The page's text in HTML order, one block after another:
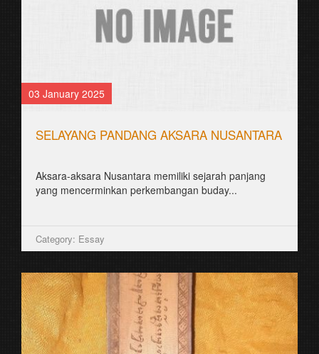
03 January 2025
SELAYANG PANDANG AKSARA NUSANTARA
Aksara-aksara Nusantara memiliki sejarah panjang
yang mencerminkan perkembangan buday...
Category: Essay